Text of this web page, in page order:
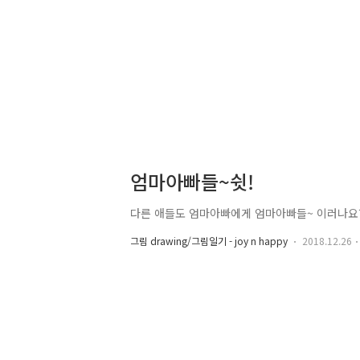
엄마아빠들~쉿!
다른 애들도 엄마아빠에게 엄마아빠들~ 이러나
그림 drawing/그림일기 - joy n happy 2018.12.26